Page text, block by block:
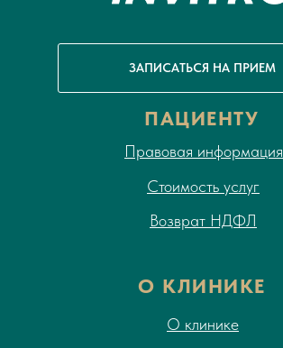
ПАЦИЕНТУ
О КЛИНИКЕ
Правовая информация
Возврат НДФЛ
Стоимость услуг
О клинике
ЗАПИСАТЬСЯ НА ПРИЕМ